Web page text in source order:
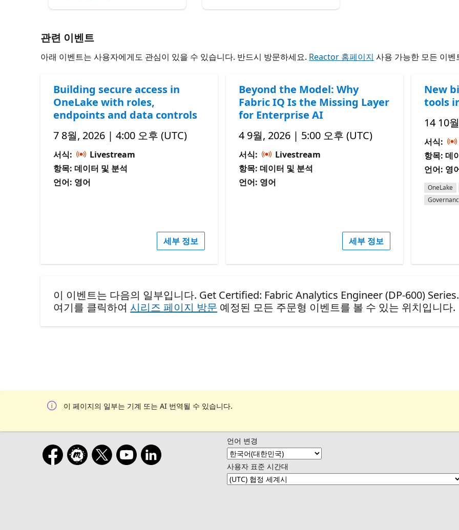
관련 이벤트
아래 이벤트는 사용자에게도 관심이 있을 수 있습니다. 반드시 방문하세요. Reactor 홈페이지 사용 가능한 모든 이벤
Building secure access in
OneLake with roles,
endpoints and data controls
7 8월, 2026 | 4:00 오후 (UTC)
서식:
Livestream
항목: 데이터 및 분석
언어: 영어
세부 정보
Beyond the Model: Why
Fabric IQ Is the Missing Layer
for Enterprise AI
4 9월, 2026 | 5:00 오후 (UTC)
서식:
Livestream
항목: 데이터 및 분석
언어: 영어
세부 정보
New
tools
14 10
서식:
항목: 데
언어: 영
OneLake
이 이벤트는 다음의 일부입니다. Get Certified: Fabric Analytics Engineer (DP-600) Series.
여기를 클릭하여 시리즈 페이지 방문 예정된 모든 주문형 이벤트를 볼 수 있는 위치입니다.
이 페이지의 일부는 기계 또는 AI 번역될 수 있습니다.
언어 변경
사용자 표준 시간대